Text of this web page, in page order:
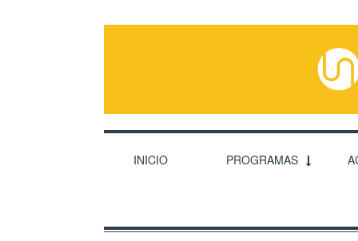
INICIO PROGRAMAS